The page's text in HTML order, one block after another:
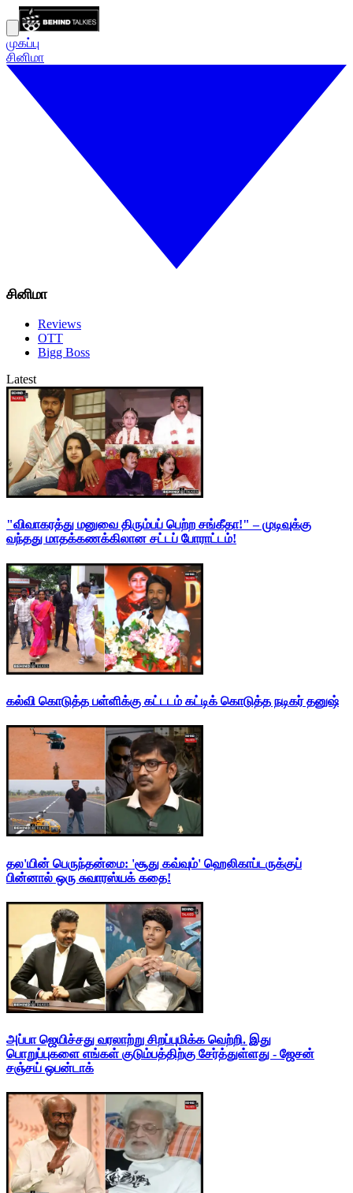
முகப்பு
சினிமா
சினிமா
Reviews
OTT
Bigg Boss
Latest
"விவாகரத்து மனுவை திரும்பப் பெற்ற சங்கீதா!" – முடிவுக்கு
வந்தது மாதக்கணக்கிலான சட்டப் போராட்டம்!
கல்வி கொடுத்த பள்ளிக்கு கட்டடம் கட்டிக் கொடுத்த நடிகர் தனுஷ்
தல'யின் பெருந்தன்மை: 'சூது கவ்வும்' ஹெலிகாப்டருக்குப்
பின்னால் ஒரு சுவாரஸ்யக் கதை!
அப்பா ஜெயிச்சது வரலாற்று சிறப்புமிக்க வெற்றி. இது
பொறுப்புகளை எங்கள் குடும்பத்திற்கு சேர்த்துள்ளது - ஜேசன்
சஞ்சய் ஒபன்டாக்